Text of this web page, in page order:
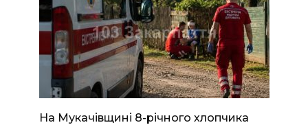
На Мукачівщині 8-річного хлопчика